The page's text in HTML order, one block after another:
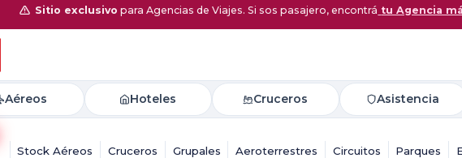
Sitio exclusivo para Agencias de Viajes. Si sos pasajero, encontrá tu Agencia
Aéreos Hoteles Cruceros Asistencia
Stock Aéreos Cruceros Grupales Aeroterrestres Circuitos Parques